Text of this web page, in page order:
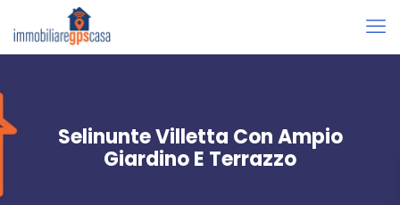
Selinunte Villetta Con Ampio
Giardino E Terrazzo